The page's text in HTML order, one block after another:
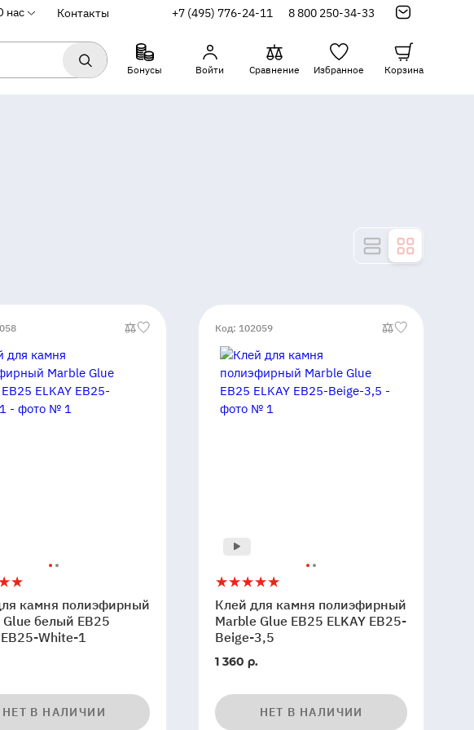
нас Контакты +7 (495) 776-24-11 8 800 250-34-33
Бонусы Войти Сравнение Избранное Корзина
камня полиэфирный
Glue белый EB25
EB25-White-1
НЕТ В НАЛИЧИИ
Код: 102059
Клей
для
камня
полиэфирный
Marble
EB25
ELKAY
EB25-
5
Клей для камня полиэфирный
Marble Glue EB25 ELKAY EB25-
Beige-3,5
1 360 р.
НЕТ В НАЛИЧИИ